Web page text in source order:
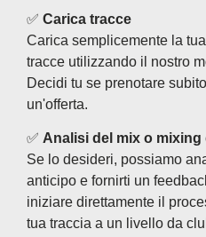
✅ Carica tracce
Carica semplicemente la
tracce utilizzando il nostro
Decidi tu se prenotare
un'offerta.
✅ Analisi del mix o mixing
Se lo desideri, possiamo
anticipo e fornirti un
iniziare direttamente il
tua traccia a un livello da